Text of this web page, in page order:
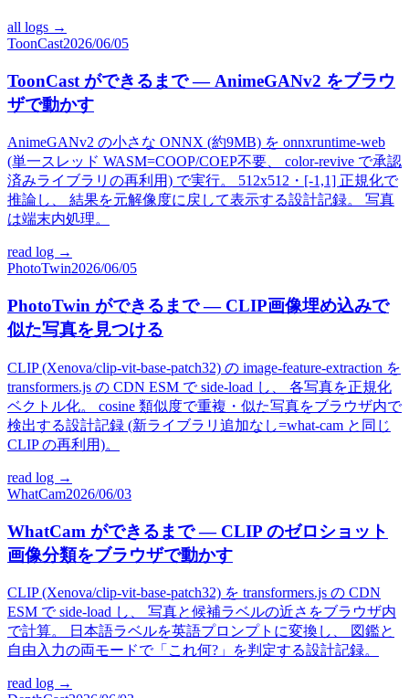
all logs →
ToonCast2026/06/05
ToonCast ができるまで — AnimeGANv2 をブラウ
ザで動かす
AnimeGANv2 の小さな ONNX (約9MB) を onnxruntime-web
(単一スレッド WASM=COOP/COEP不要、 color-revive で承認
済みライブラリの再利用) で実行。 512x512・[-1,1] 正規化で
推論し、 結果を元解像度に戻して表示する設計記録。 写真
は端末内処理。
read log →
PhotoTwin2026/06/05
PhotoTwin ができるまで — CLIP画像埋め込みで
似た写真を見つける
CLIP (Xenova/clip-vit-base-patch32) の image-feature-extraction を
transformers.js の CDN ESM で side-load し、 各写真を正規化
ベクトル化。 cosine 類似度で重複・似た写真をブラウザ内で
検出する設計記録 (新ライブラリ追加なし=what-cam と同じ
CLIP の再利用)。
read log →
WhatCam2026/06/03
WhatCam ができるまで — CLIP のゼロショット
画像分類をブラウザで動かす
CLIP (Xenova/clip-vit-base-patch32) を transformers.js の CDN
ESM で side-load し、 写真と候補ラベルの近さをブラウザ内
で計算。 日本語ラベルを英語プロンプトに変換し、 図鑑と
自由入力の両モードで「これ何?」を判定する設計記録。
read log →